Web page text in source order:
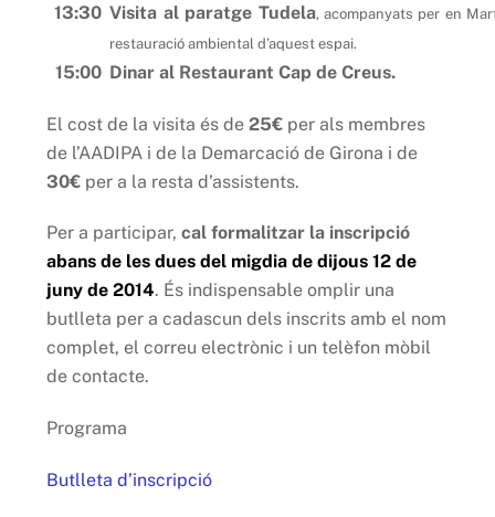
13:30 Visita al paratge Tudela, acompanyats per en
restauració ambiental d’aquest espai.
15:00 Dinar al Restaurant Cap de Creus.
El cost de la visita és de 25€ per als membres
de l’AADIPA i de la Demarcació de Girona i de
30€ per a la resta d’assistents.
Per a participar, cal formalitzar la inscripció
abans de les dues del migdia de dijous 12 de
juny de 2014. És indispensable omplir una
butlleta per a cadascun dels inscrits amb el nom
complet, el correu electrònic i un telèfon mòbil
de contacte.
Programa
Butlleta d’inscripció